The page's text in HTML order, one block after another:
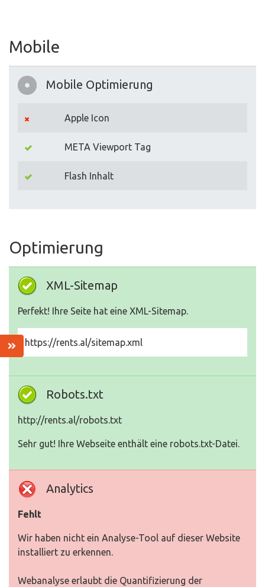
Mobile
Mobile Optimierung
Apple Icon
META Viewport Tag
Flash Inhalt
Optimierung
XML-Sitemap
Perfekt! Ihre Seite hat eine XML-Sitemap.
https://rents.al/sitemap.xml
Robots.txt
http://rents.al/robots.txt
Sehr gut! Ihre Webseite enthält eine robots.txt-Datei.
Analytics
Fehlt
Wir haben nicht ein Analyse-Tool auf dieser Website
installiert zu erkennen.
Webanalyse erlaubt die Quantifizierung der